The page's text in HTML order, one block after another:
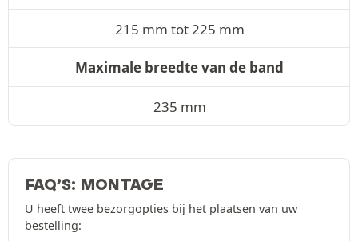
215 mm tot 225 mm
Maximale breedte van de band
235 mm
FAQ’S: MONTAGE
U heeft twee bezorgopties bij het plaatsen van uw
bestelling: